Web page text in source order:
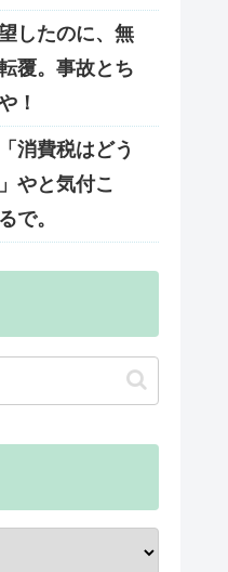
したのに、無
覆。事故とち
！
消費税はどう
やと気付こ
で。